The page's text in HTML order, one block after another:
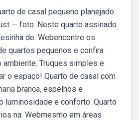
de casal pequeno planejado.
— foto: Neste quarto assinado
de. Webencontre os
quartos pequenos e confira
ambiente. Truques simples e
o espaço! Quarto de casal com
branca, espelhos e
luminosidade e conforto. Quarto
na. Webmesmo em áreas